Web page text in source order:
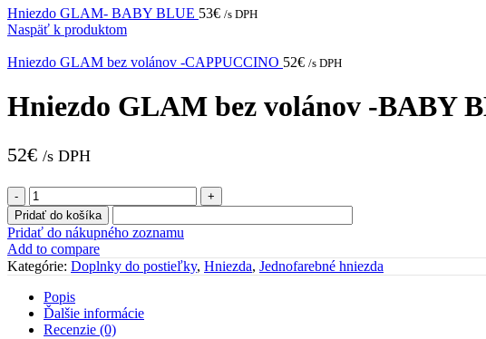
Hniezdo GLAM- BABY BLUE 53€ /s DPH
Naspäť k produktom
Hniezdo GLAM bez volánov -CAPPUCCINO 52€ /s DPH
Hniezdo GLAM bez volánov -BABY
52€ /s DPH
množstvo
Hniezdo
GLAM
bez
volánov
-
BABY
BLUE
Pridať do košíka
Pridať do nákupného zoznamu
Add to compare
Kategórie: Doplnky do postieľky, Hniezda, Jednofarebné hniezda
Popis
Ďalšie informácie
Recenzie (0)